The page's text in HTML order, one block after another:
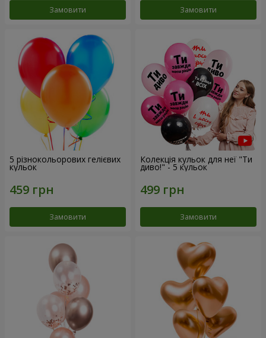
Замовити Замовити
5 різнокольорових гелієвих
кульок
Замовити
Колекція кульок для неї "Ти
диво!" - 5 кульок
Замовити